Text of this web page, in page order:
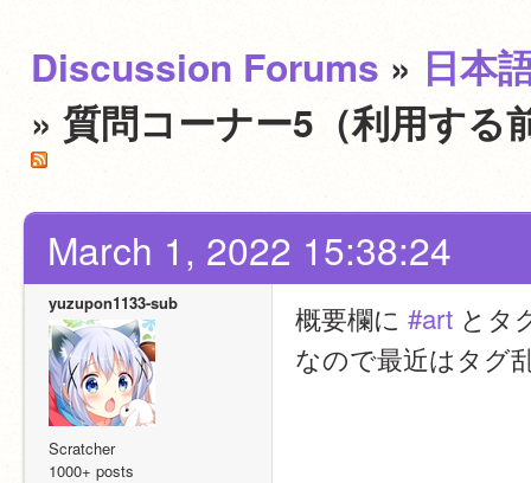
Discussion Forums » 日本
» 質問コーナー5（利用する
March 1, 2022 15:38:24
yuzupon1133-sub
Scratcher
1000+ posts
概要欄に #art とタ
なので最近はタグ